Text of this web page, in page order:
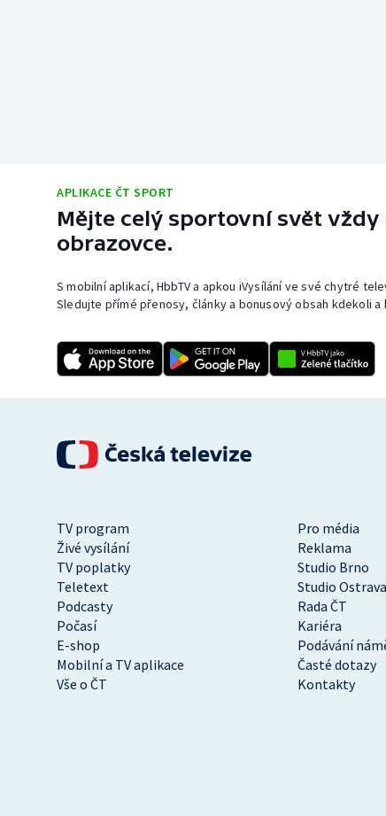
APLIKACE ČT SPORT
Mějte celý sportovní svět vždy
obrazovce.
S mobilní aplikací, HbbTV a apkou iVysílání ve své chytré
Sledujte přímé přenosy, články a bonusový obsah kdekoli a
TV program
Pro média
Živé vysílání
Reklama
TV poplatky
Studio Brno
Teletext
Studio Ostrava
Podcasty
Rada ČT
Počasí
Kariéra
E-shop
Podávání
Mobilní a TV aplikace
Časté dotazy
Vše o ČT
Kontakty